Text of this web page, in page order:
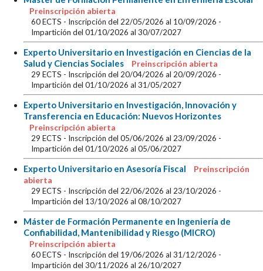
Preinscripción abierta
60 ECTS - Inscripción del 22/05/2026 al 10/09/2026 -
Impartición del 01/10/2026 al 30/07/2027
Experto Universitario en Investigación en Ciencias de la
Salud y Ciencias Sociales
Preinscripción abierta
29 ECTS - Inscripción del 20/04/2026 al 20/09/2026 -
Impartición del 01/10/2026 al 31/05/2027
Experto Universitario en Investigación, Innovación y
Transferencia en Educación: Nuevos Horizontes
Preinscripción abierta
29 ECTS - Inscripción del 05/06/2026 al 23/09/2026 -
Impartición del 01/10/2026 al 05/06/2027
Experto Universitario en Asesoría Fiscal
Preinscripción
abierta
29 ECTS - Inscripción del 22/06/2026 al 23/10/2026 -
Impartición del 13/10/2026 al 08/10/2027
Máster de Formación Permanente en Ingeniería de
Confiabilidad, Mantenibilidad y Riesgo (MICRO)
Preinscripción abierta
60 ECTS - Inscripción del 19/06/2026 al 31/12/2026 -
Impartición del 30/11/2026 al 26/10/2027